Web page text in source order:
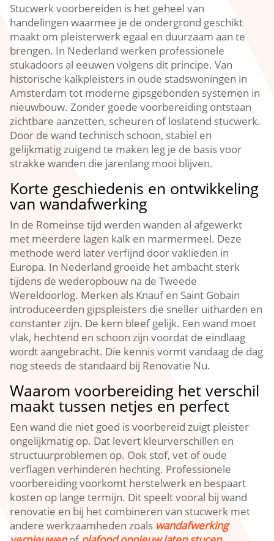
Stucwerk voorbereiden is het geheel van
handelingen waarmee je de ondergrond geschikt
maakt om pleisterwerk egaal en duurzaam aan te
brengen.​ In Nederland werken professionele
stukadoors al eeuwen volgens dit principe.​ Van
historische kalkpleisters in oude stadswoningen in
Amsterdam tot moderne gipsgebonden systemen in
nieuwbouw.​ Zonder goede voorbereiding ontstaan
zichtbare aanzetten, scheuren of loslatend stucwerk.​
Door de wand technisch schoon, stabiel en
gelijkmatig zuigend te maken leg je de basis voor
strakke wanden die jarenlang mooi blijven.​
Korte geschiedenis en ontwikkeling
van wandafwerking
In de Romeinse tijd werden wanden al afgewerkt
met meerdere lagen kalk en marmermeel.​ Deze
methode werd later verfijnd door vaklieden in
Europa.​ In Nederland groeide het ambacht sterk
tijdens de wederopbouw na de Tweede
Wereldoorlog.​ Merken als Knauf en Saint Gobain
introduceerden gipspleisters die sneller uitharden en
constanter zijn.​ De kern bleef gelijk.​ Een wand moet
vlak, hechtend en schoon zijn voordat de eindlaag
wordt aangebracht.​ Die kennis vormt vandaag de dag
nog steeds de standaard bij Renovatie Nu.​
Waarom voorbereiding het verschil
maakt tussen netjes en perfect
Een wand die niet goed is voorbereid zuigt pleister
ongelijkmatig op.​ Dat levert kleurverschillen en
structuurproblemen op.​ Ook stof, vet of oude
verflagen verhinderen hechting.​ Professionele
voorbereiding voorkomt herstelwerk en bespaart
kosten op lange termijn.​ Dit speelt vooral bij wand
renovatie en bij het combineren van stucwerk met
andere werkzaamheden zoals wandafwerking